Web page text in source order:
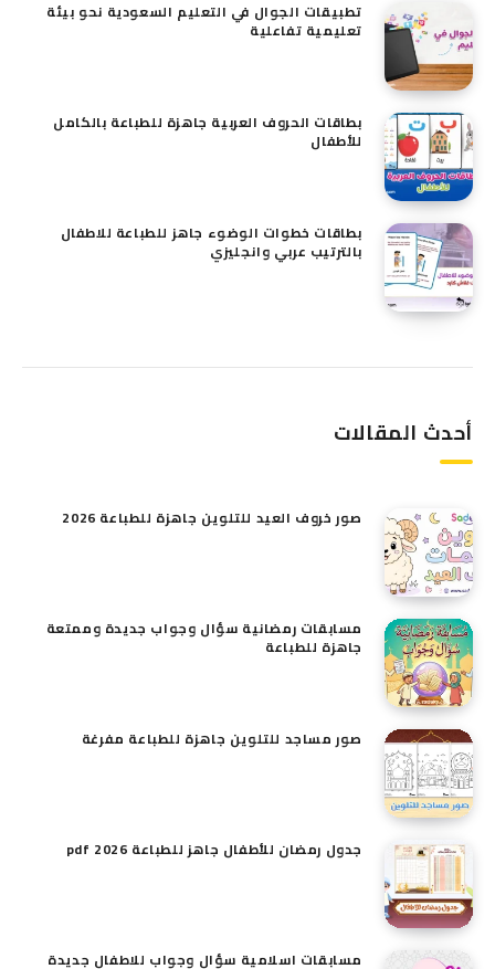
تطبيقات الجوال في التعليم السعودية نحو بيئة
تعليمية تفاعلية
بطاقات الحروف العربية جاهزة للطباعة بالكامل
للأطفال
بطاقات خطوات الوضوء جاهز للطباعة للاطفال
بالترتيب عربي وانجليزي
أحدث المقالات
صور خروف العيد للتلوين​ جاهزة للطباعة 2026
مسابقات رمضانية سؤال وجواب جديدة وممتعة
جاهزة للطباعة
صور مساجد للتلوين جاهزة للطباعة مفرغة
جدول رمضان للأطفال جاهز للطباعة pdf 2026
مسابقات اسلامية سؤال وجواب للاطفال​ جديدة